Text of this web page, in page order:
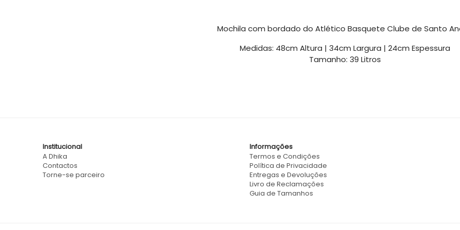
Mochila com bordado do Atlético Basquete Clube de Santo
Medidas: 48cm Altura | 34cm Largura | 24cm Espessura
Tamanho: 39 Litros
Institucional
A Dhika
Contactos
Torne-se parceiro
Informações
Termos e Condições
Política de Privacidade
Entregas e Devoluções
Livro de Reclamações
Guia de Tamanhos